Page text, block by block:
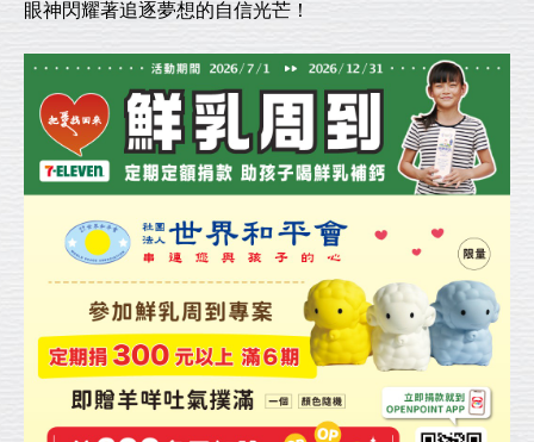
眼神閃耀著追逐夢想的自信光芒！